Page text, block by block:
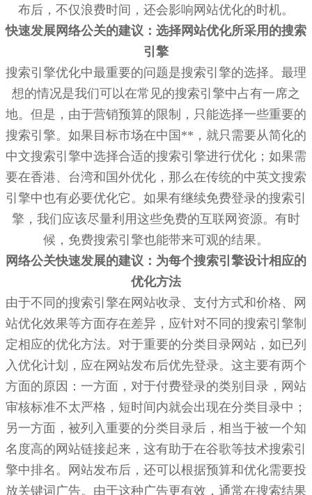
布后，不仅浪费时间，还会影响网站优化的时机。
快速发展网络公关的建议：选择网站优化所采用的搜索
引擎
搜索引擎优化中最重要的问题是搜索引擎的选择。最理
想的情况是我们可以在常见的搜索引擎中占有一席之
地。但是，由于营销预算的限制，只能选择一些重要的
搜索引擎。如果目标市场在中国**，就只需要从简化的
中文搜索引擎中选择合适的搜索引擎进行优化；如果需
要在香港、台湾和国外优化，那么在传统的中英文搜索
引擎中也有必要优化它。如果有继续免费登录的搜索引
擎，我们应该尽量利用这些免费的互联网资源。有时
候，免费搜索引擎也能带来可观的结果。
网络公关快速发展的建议：为每个搜索引擎设计相应的
优化方法
由于不同的搜索引擎在网站收录、支付方式和价格、网
站优化效果等方面存在差异，应针对不同的搜索引擎制
定相应的优化方法。对于重要的分类目录网站，如已列
入优化计划，应在网站发布后优先登录。这主要有两个
方面的原因：一方面，对于付费登录的类别目录，网站
审核标准不太严格，短时间内就会出现在分类目录中；
另一方面，被列入重要的分类目录后，相当于被一个知
名度高的网站链接起来，这有助于在谷歌等技术搜索引
擎中排名。网站发布后，还可以根据预算和优化需要投
放关键词广告。由于这种广告更有效，通常在搜索结果